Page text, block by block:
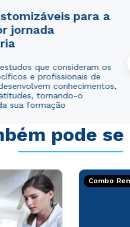
para a
jornada
que consideram os
e profissionais de
conhecimentos,
tornando-o
sua formação
pode
Combo
WhatsApp
ou
acordo com aPolítica de
que meus dados sejam utilizados
conteúdos da Cruzeiro do Sul.
WhatsApp
ou
acordo com aPolítica de
que meus dados sejam utilizados
conteúdos da Cruzeiro do Sul.